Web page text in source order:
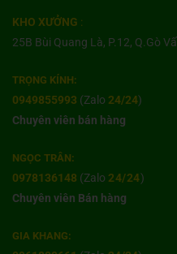
KHO XƯỞNG :
25B Bùi Quang Là, P.12, Q.Gò
TRỌNG KÍNH:
0949855993 (Zalo 24/24)
Chuyên viên bán hàng
NGỌC TRÂN:
0978136148 (Zalo 24/24)
Chuyên viên Bán hàng
GIA KHANG: